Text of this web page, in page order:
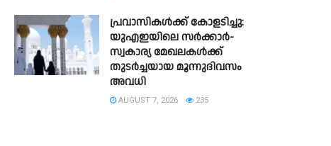
പ്രവാസികൾക്ക് കോളടിച്ചു:
യുഎഇയിലെ സർക്കാർ-
സ്വകാര്യ മേഖലകൾക്ക്
തുടർച്ചയായ മൂന്നുദിവസം
അവധി
AUGUST 7, 2026 235